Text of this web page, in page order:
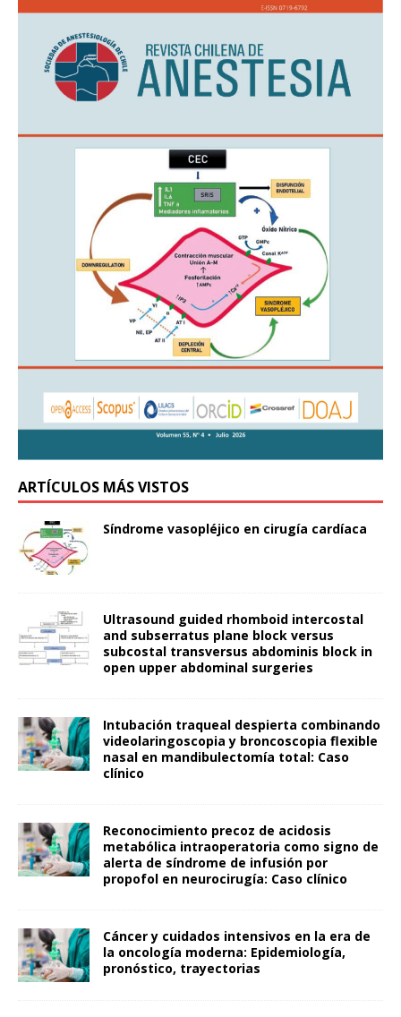
ARTÍCULOS MÁS VISTOS
Síndrome vasopléjico en cirugía cardíaca
Ultrasound guided rhomboid intercostal
and subserratus plane block versus
subcostal transversus abdominis block in
open upper abdominal surgeries
Intubación traqueal despierta combinando
videolaringoscopia y broncoscopia flexible
nasal en mandibulectomía total: Caso
clínico
Reconocimiento precoz de acidosis
metabólica intraoperatoria como signo de
alerta de síndrome de infusión por
propofol en neurocirugía: Caso clínico
Cáncer y cuidados intensivos en la era de
la oncología moderna: Epidemiología,
pronóstico, trayectorias